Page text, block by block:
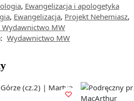
, Ewangelizacja i apologetyka
, Ewangelizacja, Projekt Nehemiasz,
MW
Wydawnictwo MW